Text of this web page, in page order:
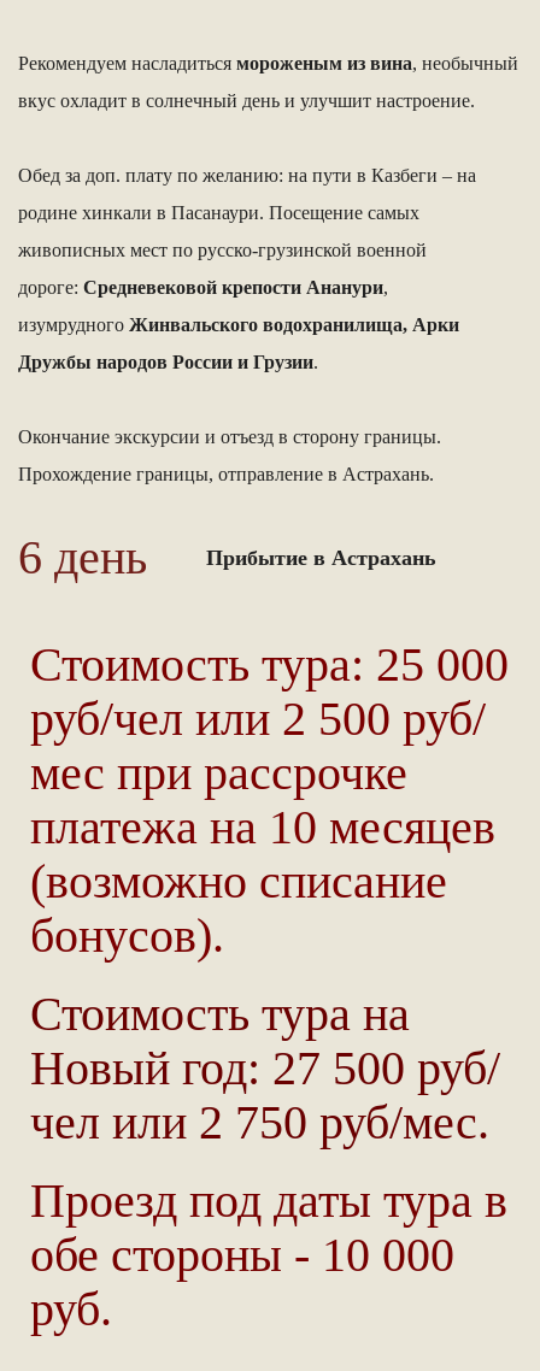
Рекомендуем насладиться мороженым из вина, необычный
вкус охладит в солнечный день и улучшит настроение.
Обед за доп. плату по желанию: на пути в Казбеги – на
родине хинкали в Пасанаури. Посещение самых
живописных мест по русско-грузинской военной
дороге: Средневековой крепости Ананури,
изумрудного Жинвальского водохранилища, Арки
Дружбы народов России и Грузии.
Окончание экскурсии и отъезд в сторону границы.
Прохождение границы, отправление в Астрахань.
6 день Прибытие в Астрахань
Стоимость тура: 25 000
руб/чел или 2 500 руб/
мес при рассрочке
платежа на 10 месяцев
(возможно списание
бонусов).
Стоимость тура на
Новый год: 27 500 руб/
чел или 2 750 руб/мес.
Проезд под даты тура в
обе стороны - 10 000
руб.